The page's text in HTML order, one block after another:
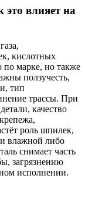
это влияет на
кислотных
по марке, но также
ползучесть,
тип
трассы. При
качество
роль шпилек,
влажной либо
снимает часть
загрязнению
исполнении.